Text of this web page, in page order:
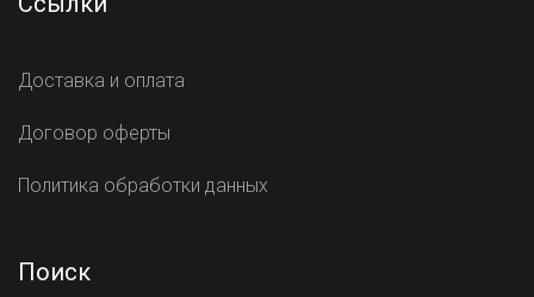
Доставка и оплата
Договор оферты
Политика обработки данных
Поиск